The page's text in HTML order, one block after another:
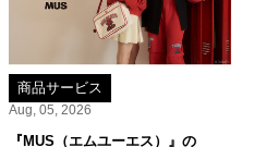
商品サービス
Aug, 05, 2026
『MUS（エムユーエス）』の